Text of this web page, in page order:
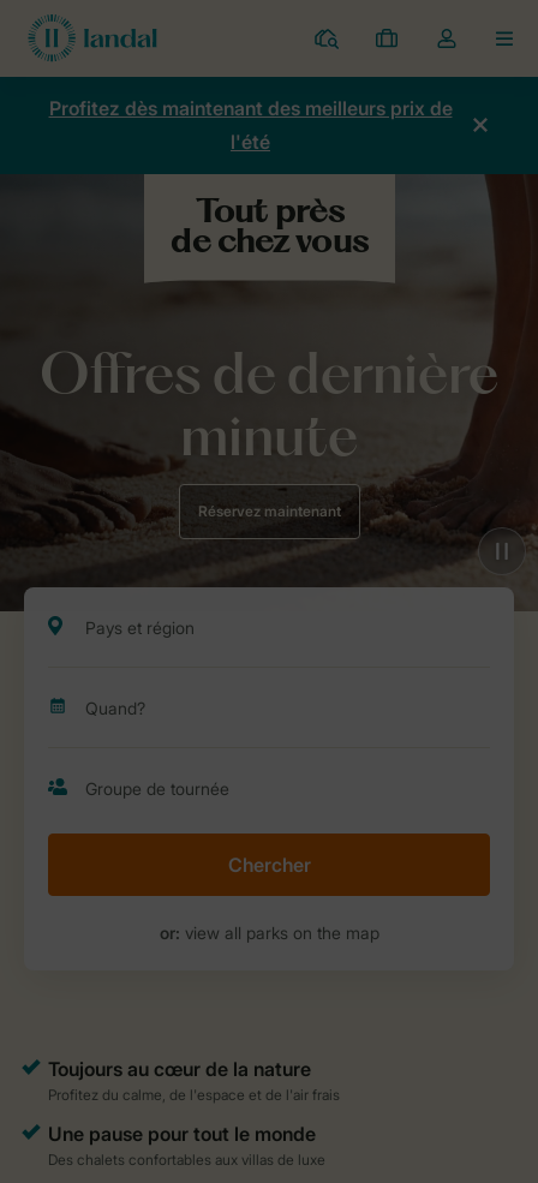
Parcs
Mes
réservations
Toggle
the
my
account
Profitez dès maintenant des meilleurs prix de
l'été
Offres de dernière
minute
Réservez maintenant
Chercher
or: view all parks on the map